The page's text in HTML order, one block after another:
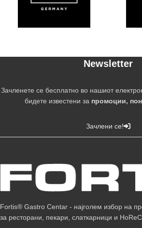
Newsletter
Зачленете се бесплатно во нашиот
бидете известени за промоции,
Зачлени се!
Fortis® Gastro Centar - најголем избор на
за ресторани, пекари, слаткарници и